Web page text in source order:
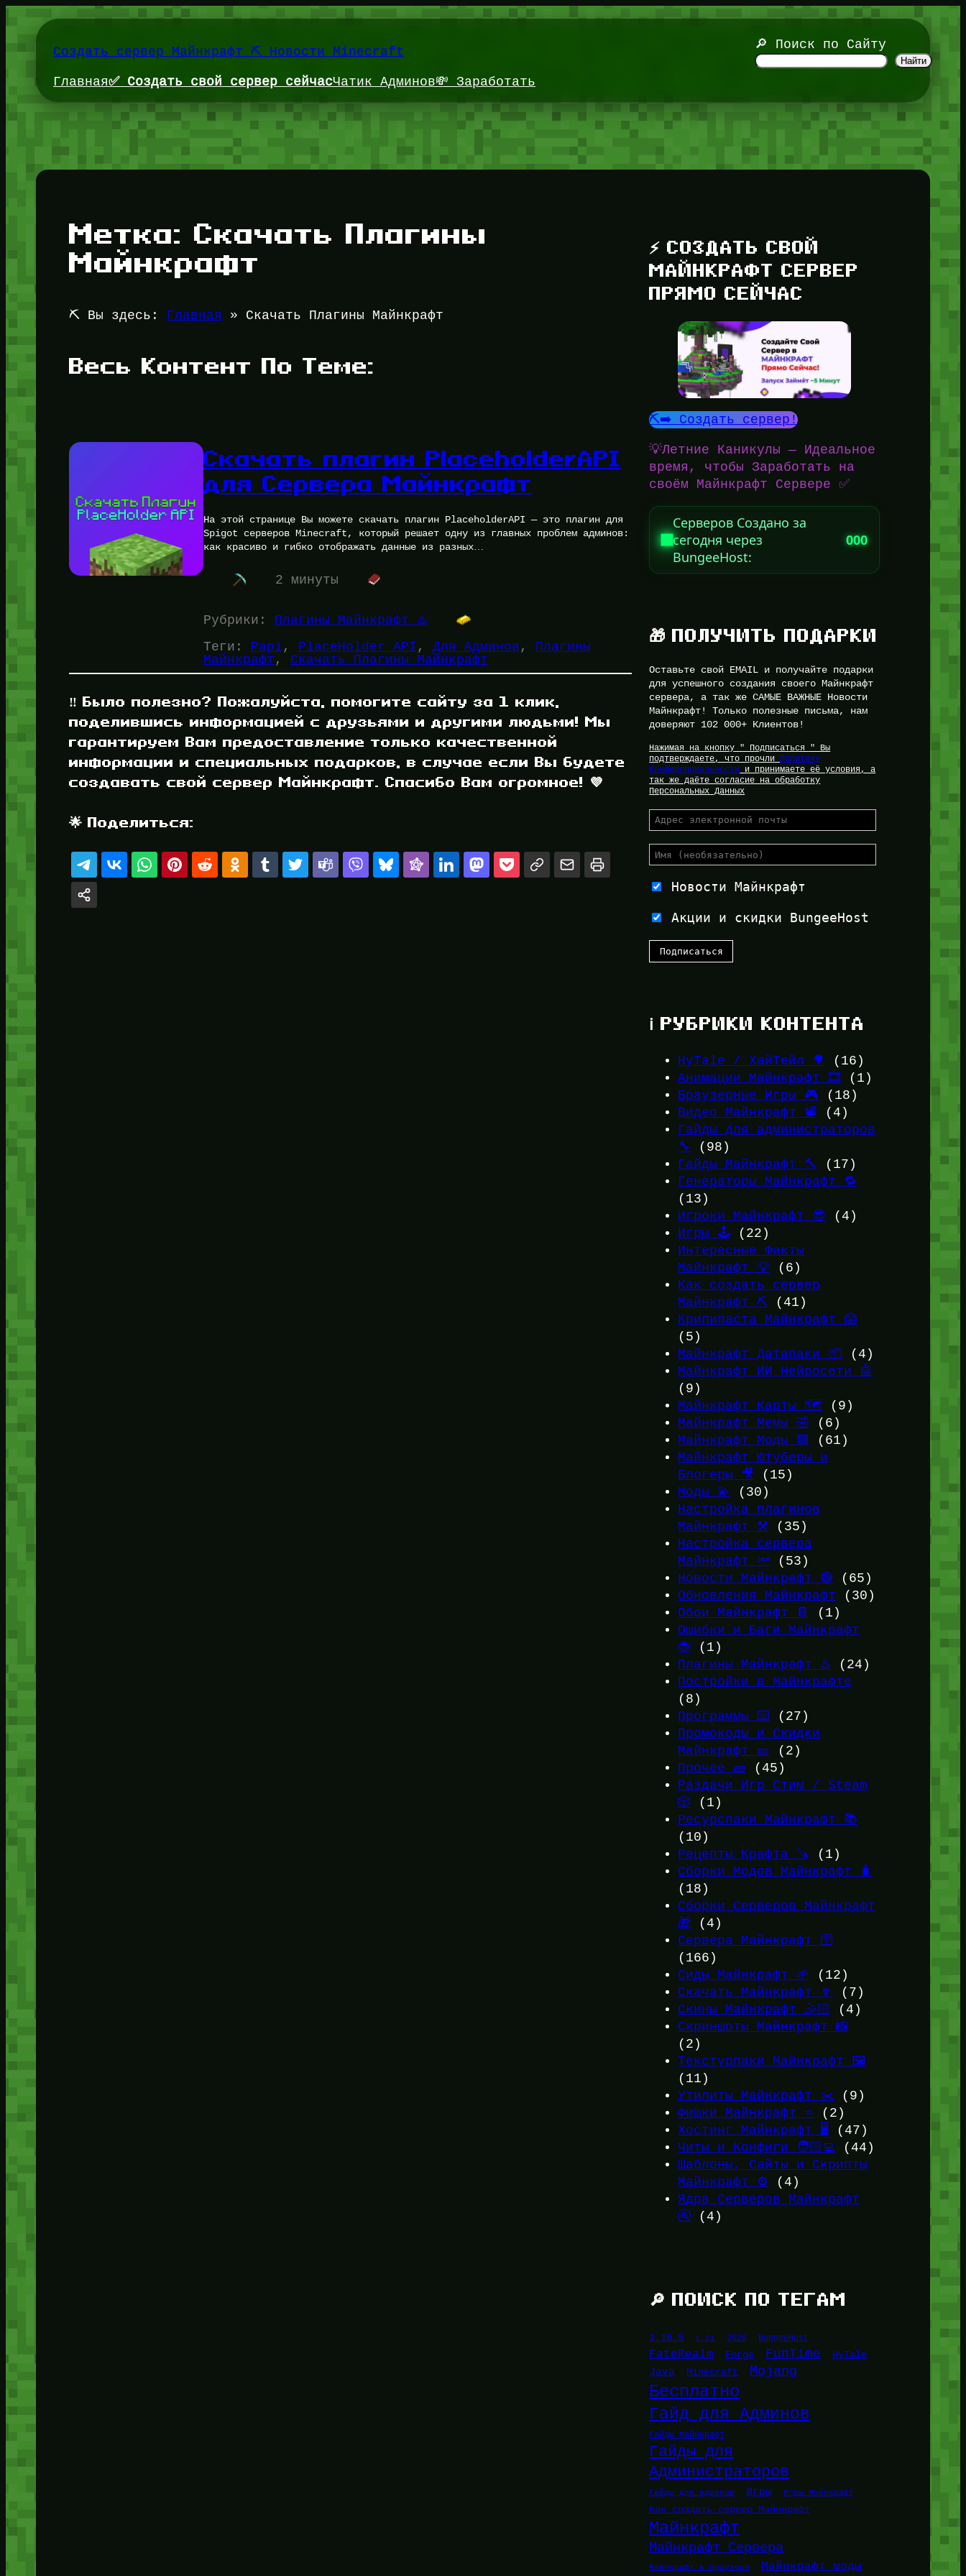
содержимомуСоздать сервер Майнкрафт ⛏️ Новости Minecraft
🔎 Поиск по Сайту
Найти
Главная✅ Создать свой сервер сейчасЧатик Админов💸 Заработать
Метка:Скачать Плагины
Майнкрафт
⛏️ Вы здесь: Главная » Скачать Плагины Майнкрафт
Весь Контент По Теме:
Скачать плагин PlaceholderAPI
для Сервера Майнкрафт
На этой странице Вы можете скачать плагин PlaceholderAPI — это плагин для
Spigot серверов Minecraft, который решает одну из главных проблем админов:
как красиво и гибко отображать данные из разных…
2 минуты
Рубрики: Плагины Майнкрафт ♨️
Теги: Papi , PlaceHolder API , Для Админов , Плагины
Майнкрафт , Скачать Плагины Майнкрафт
‼️ Было полезно? Пожалуйста, помогите сайту за 1 клик,
поделившись информацией с друзьями и другими людьми! Мы
гарантируем Вам предоставление только качественной
информации и специальных подарков, в случае если Вы будете
создавать свой сервер Майнкрафт. Спасибо Вам огромное! 💜
🌟 Поделиться:
⚡ СОЗДАТЬ СВОЙ
МАЙНКРАФТ СЕРВЕР
ПРЯМО СЕЙЧАС
⛏️➡️ Создать сервер!
💡Летние Каникулы — Идеальное
время, чтобы Заработать на
своём Майнкрафт Сервере ✅
Серверов Создано за
сегодня через
BungeeHost:
000
🎁 ПОЛУЧИТЬ ПОДАРКИ
Оставьте свой EMAIL и получайте подарки
для успешного создания своего Майнкрафт
сервера, а так же САМЫЕ ВАЖНЫЕ Новости
Майнкрафт! Только полезные письма, нам
доверяют 102 000+ Клиентов!
Нажимая на кнопку " Подписаться " Вы
подтверждаете, что прочли Политику
Конфиденциальности и принимаете её условия, а
так же даёте согласие на обработку
Персональных Данных
Новости Майнкрафт
Акции и скидки BungeeHost
ℹ️ РУБРИКИ КОНТЕНТА
HyTale / ХайТейл 🌳
(16)
Анимации Майнкрафт 🎞️ (1)
Браузерные Игры 🎮 (18)
Видео Майнкрафт 📽️ (4)
Гайды для администраторов
🔧
(98)
Гайды Майнкрафт 🔨
(17)
Генераторы Майнкрафт 🔁
(13)
Игроки Майнкрафт 😎 (4)
Игры 🕹️ (22)
Интересные Факты
Майнкрафт 💡 (6)
Как создать сервер
Майнкрафт ⛏️ (41)
Крипипаста Майнкрафт 😱
(5)
Майнкрафт Датапаки 📦 (4)
Майнкрафт ИИ Нейросети 🤖
(9)
Майнкрафт Карты 🗺️ (9)
Майнкрафт Мемы 🤣 (6)
Майнкрафт Моды 🟩
(61)
Майнкрафт Ютуберы и
Блогеры 🎥
(15)
Моды 💫
(30)
Настройка плагинов
Майнкрафт ⚒️ (35)
Настройка сервера
Майнкрафт 🔦 (53)
Новости Майнкрафт 🔴 (65)
Обновления Майнкрафт (30)
Обои Майнкрафт 📔
(1)
Ошибки и Баги Майнкрафт
🐞 (1)
Плагины Майнкрафт ♨️ (24)
Постройки в Майнкрафте
(8)
Программы ⌨️
(27)
Промокоды и Скидки
Майнкрафт 🎫
(2)
Прочее 🧱 (45)
Раздачи Игр Стим / Steam
🎲 (1)
Ресурспаки Майнкрафт 📚
(10)
Рецепты Крафта 🪚 (1)
Сборки Модов Майнкрафт 🧳
(18)
Сборки Серверов Майнкрафт
🎁 (4)
Сервера Майнкрафт 🛜
(166)
Сиды Майнкрафт 🌱
(12)
Скачать Майнкрафт 🔽
(7)
Скины Майнкрафт 🤹🏻
(4)
Скриншоты Майнкрафт 📸
(2)
Текстурпаки Майнкрафт 🖼️
(11)
Утилиты Майнкрафт ✂️ (9)
Фишки Майнкрафт ⭐ (2)
Хостинг Майнкрафт 🖥️
(47)
Читы и Конфиги 🧑🏻‍💻 (44)
Шаблоны, Сайты и Скрипты
Майнкрафт ⚙️ (4)
Ядра Серверов Майнкрафт
🚰 (4)
🔎 ПОИСК ПО ТЕГАМ
1.16.5 1.21 2026 BungeeHost
FateRealm Forge FunTime HyTale
Java Minecraft Mojang
Бесплатно
Гайд для Админов
Гайды Майнкрафт
Гайды для
Администраторов
Гайды для админов Игры Игры Майнкрафт
Как создать сервер Майнкрафт
Майнкрафт
Майнкрафт Сервера
Майнкрафт в браузере Майнкрафт моды